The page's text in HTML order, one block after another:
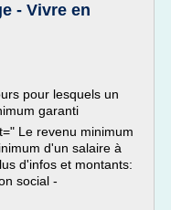
- Vivre en
pour lesquels un
garanti
Le revenu minimum
d'un salaire à
d'infos et montants:
social -